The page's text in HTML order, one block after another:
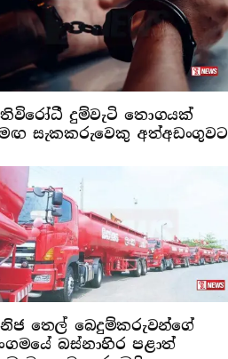
දුම්වැටි තොගයක්
සැකකරුවෙකු අත්අඩංගුවට
තෙල් බෙදුම්කරුවන්ගේ
බස්නාහිර පළාත්